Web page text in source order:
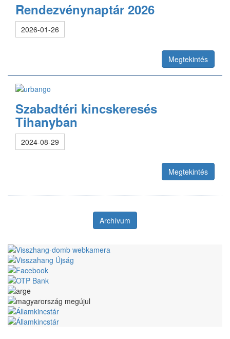
Rendezvénynaptár 2026
2026-01-26
Megtekintés
Szabadtéri kincskeresés
Tihanyban
2024-08-29
Megtekintés
Archívum